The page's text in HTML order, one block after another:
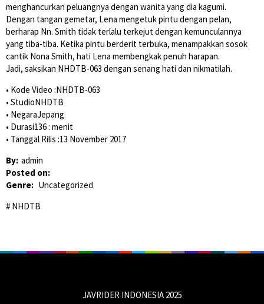
menghancurkan peluangnya dengan wanita yang dia kagumi.
Dengan tangan gemetar, Lena mengetuk pintu dengan pelan,
berharap Nn. Smith tidak terlalu terkejut dengan kemunculannya
yang tiba-tiba. Ketika pintu berderit terbuka, menampakkan sosok
cantik Nona Smith, hati Lena membengkak penuh harapan.
Jadi, saksikan NHDTB-063 dengan senang hati dan nikmatilah.
• Kode Video :NHDTB-063
• StudioNHDTB
• NegaraJepang
• Durasi136 : menit
• Tanggal Rilis :13 November 2017
By: admin
Posted on:
Genre: Uncategorized
NHDTB
JAVRIDER INDONESIA 2025